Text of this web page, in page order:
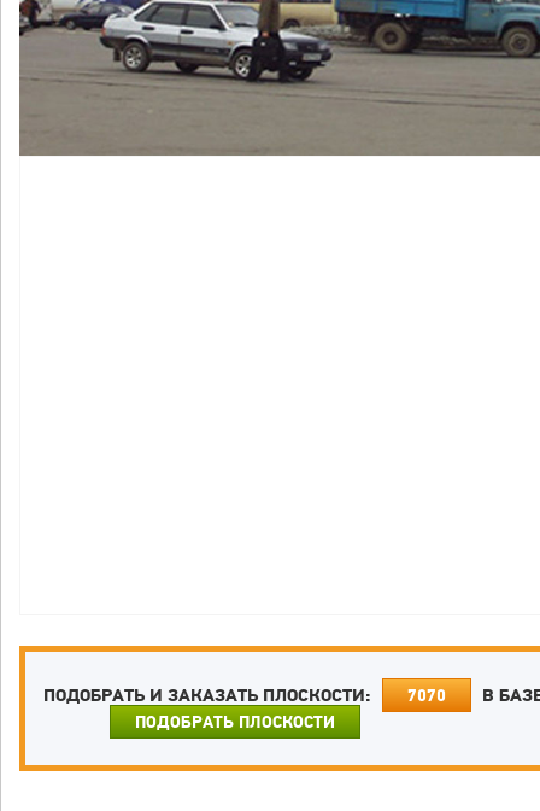
ПОДОБРАТЬ И ЗАКАЗАТЬ ПЛОСКОСТИ: 7070 В
ПОДОБРАТЬ ПЛОСКОСТИ